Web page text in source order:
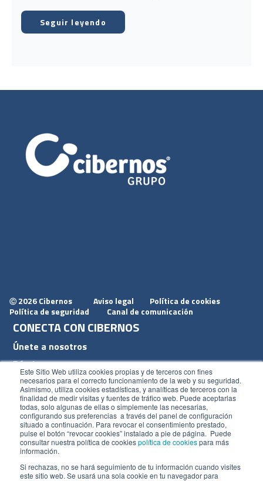
Este Sitio Web utiliza cookies propias y de terceros con fines
necesarios para el correcto funcionamiento de la web y su seguridad.
Asimismo, utiliza cookies estadísticas, y analíticas de terceros con la
finalidad de medir visitas y fuentes de tráfico web. Puede aceptarlas
todas, solo algunas de ellas o simplemente las necesarias,
configurando sus preferencias a través del panel de configuración
situado a continuación. Para revocar el consentimiento prestado,
pulse el botón “revocar cookies” instalado a pie de página. Puede
consultar nuestra política de cookiespolítica de cookiespara más
información.
Si rechazas, no se hará seguimiento de tu información cuando visites
este sitio web. Se usará una sola cookie en tu navegador para
Seguir leyendo
Ⓒ 2026 Cibernos Aviso legal
Política de cookies
Política de seguridad
Canal de comunicación
CONECTA CON CIBERNOS
Únete a nosotros
Dónde estamos
Conoce nuestro blog
ACCESOS